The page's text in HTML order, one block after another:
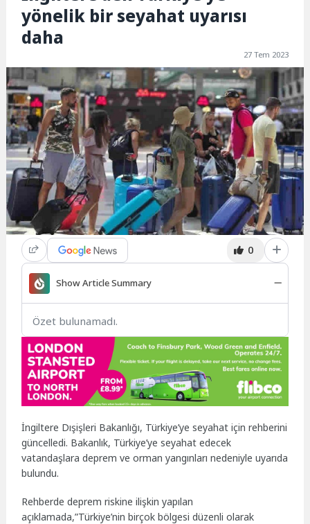
yönelik bir seyahat uyarısı
daha
27 Tem 2023
0
Show Article Summary
Özet bulunamadı.
İngiltere Dışişleri Bakanlığı, Türkiye’ye seyahat için rehberini
güncelledi. Bakanlık, Türkiye’ye seyahat edecek
vatandaşlara deprem ve orman yangınları nedeniyle uyarıda
bulundu.
Rehberde deprem riskine ilişkin yapılan
açıklamada,”Türkiye’nin birçok bölgesi düzenli olarak